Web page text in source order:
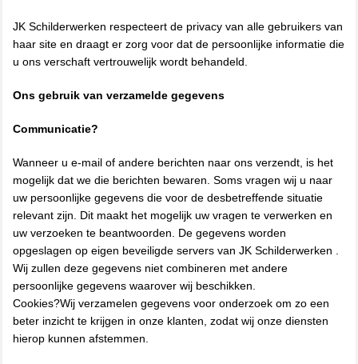
JK Schilderwerken respecteert de privacy van alle gebruikers van
haar site en draagt er zorg voor dat de persoonlijke informatie die
u ons verschaft vertrouwelijk wordt behandeld.
Ons gebruik van verzamelde gegevens
Communicatie?
Wanneer u e-mail of andere berichten naar ons verzendt, is het
mogelijk dat we die berichten bewaren. Soms vragen wij u naar
uw persoonlijke gegevens die voor de desbetreffende situatie
relevant zijn. Dit maakt het mogelijk uw vragen te verwerken en
uw verzoeken te beantwoorden. De gegevens worden
opgeslagen op eigen beveiligde servers van JK Schilderwerken .
Wij zullen deze gegevens niet combineren met andere
persoonlijke gegevens waarover wij beschikken.
Cookies?Wij verzamelen gegevens voor onderzoek om zo een
beter inzicht te krijgen in onze klanten, zodat wij onze diensten
hierop kunnen afstemmen.